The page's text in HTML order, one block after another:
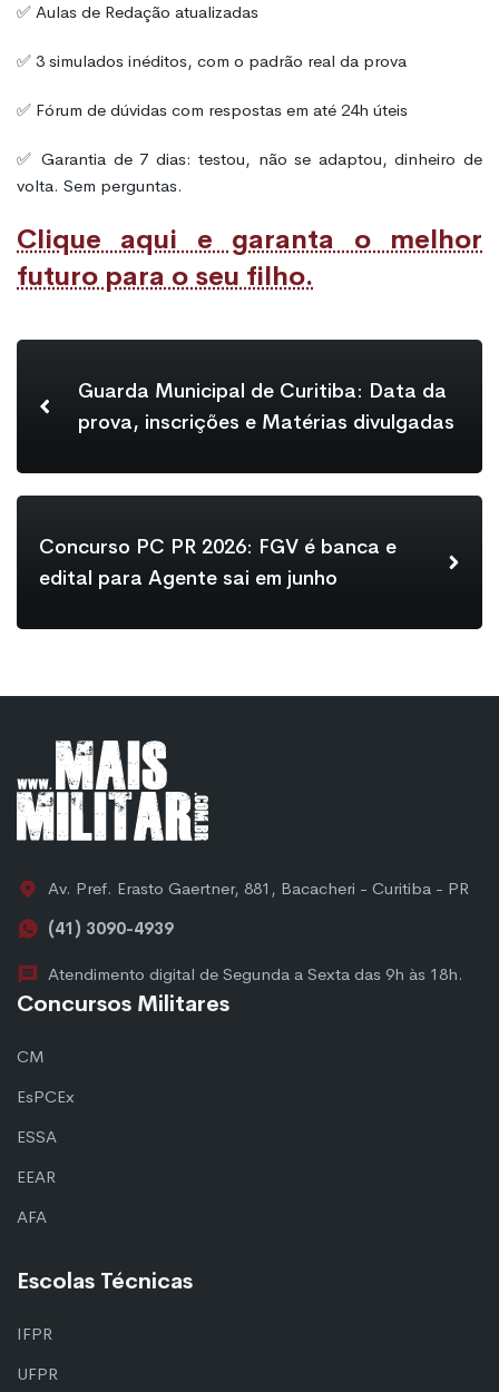
✅ Aulas de Redação atualizadas
✅ 3 simulados inéditos, com o padrão real da prova
✅ Fórum de dúvidas com respostas em até 24h úteis
✅ Garantia de 7 dias: testou, não se adaptou, dinheiro de
volta. Sem perguntas.
Clique aqui e garanta o melhor
futuro para o seu filho.
Guarda Municipal de Curitiba: Data da
prova, inscrições e Matérias divulgadas
Concurso PC PR 2026: FGV é banca e
edital para Agente sai em junho
Av. Pref. Erasto Gaertner, 881, Bacacheri - Curitiba - PR
(41) 3090-4939
Atendimento digital de Segunda a Sexta das 9h às 18h.
Concursos Militares
CM
EsPCEx
ESSA
EEAR
AFA
Escolas Técnicas
IFPR
UFPR